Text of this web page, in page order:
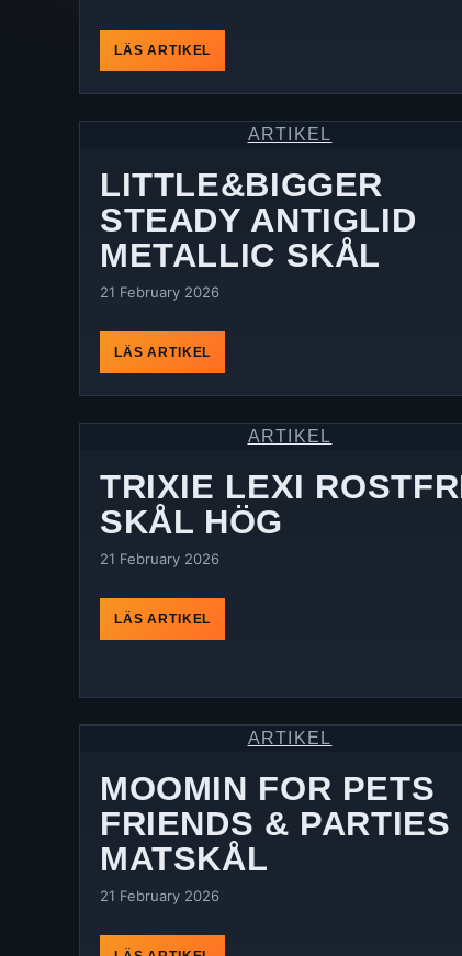
LÄS ARTIKEL
ARTIKEL
LITTLE&BIGGER
STEADY ANTIGLID
METALLIC SKÅL
21 February 2026
LÄS ARTIKEL
ARTIKEL
TRIXIE LEXI
SKÅL HÖG
21 February 2026
LÄS ARTIKEL
ARTIKEL
MOOMIN FOR PETS
FRIENDS & PARTIES
MATSKÅL
21 February 2026